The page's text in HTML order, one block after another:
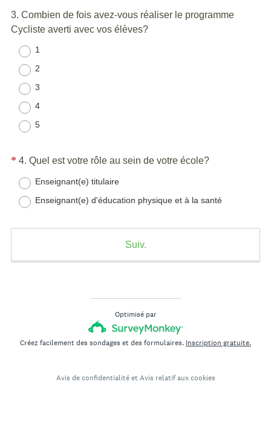
Question
Title
3. Combien de fois avez-vous réaliser le programme
Cycliste averti avec vos élèves?
1
2
3
4
5
Question
Title
* 4. Quel est votre rôle au sein de votre école?(
l
g
t
Enseignant(e) titulaire
Enseignant(e) d'éducation physique et à la santé
Suiv.
Optimisé par
Créez facilement des sondages et des formulaires. Inscription gratuite.
Avis de confidentialitéet Avis relatif aux cookies